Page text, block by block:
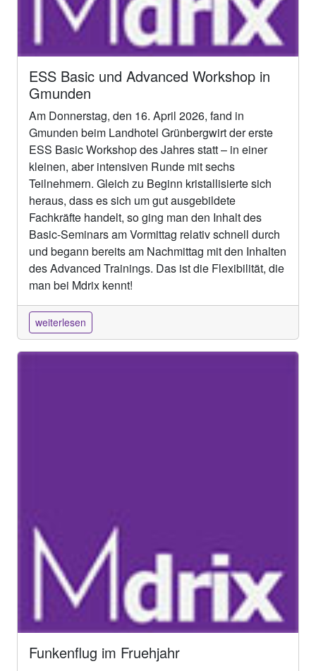
ESS Basic und Advanced Workshop in
Gmunden
Am Donnerstag, den 16. April 2026, fand in
Gmunden beim Landhotel Grünbergwirt der erste
ESS Basic Workshop des Jahres statt – in einer
kleinen, aber intensiven Runde mit sechs
Teilnehmern. Gleich zu Beginn kristallisierte sich
heraus, dass es sich um gut ausgebildete
Fachkräfte handelt, so ging man den Inhalt des
Basic-Seminars am Vormittag relativ schnell durch
und begann bereits am Nachmittag mit den Inhalten
des Advanced Trainings. Das ist die Flexibilität, die
man bei Mdrix kennt!
weiterlesen
Funkenflug im Fruehjahr